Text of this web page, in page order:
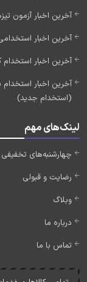
آخرین اخبار آزمون
آخرین اخبار استخدامی
آخرین اخبار استخدام کادر
(استخدام جدید)
لینک‌های مهم
چهارشنبه‌های تخفیفی
رضایت و قبولی
وبلاگ
درباره ما
تماس با ما